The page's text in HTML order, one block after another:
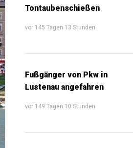
Tontaubenschießen
vor 145 Tagen 13 Stunden
Fußgänger von Pkw in
Lustenau angefahren
vor 149 Tagen 10 Stunden